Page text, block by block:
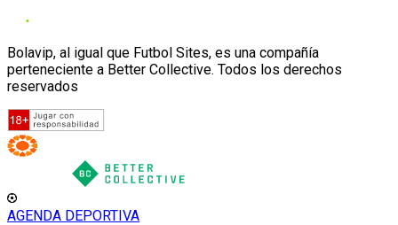
Bolavip, al igual que Futbol Sites, es una compañía
perteneciente a Better Collective. Todos los derechos
reservados
AGENDA DEPORTIVA